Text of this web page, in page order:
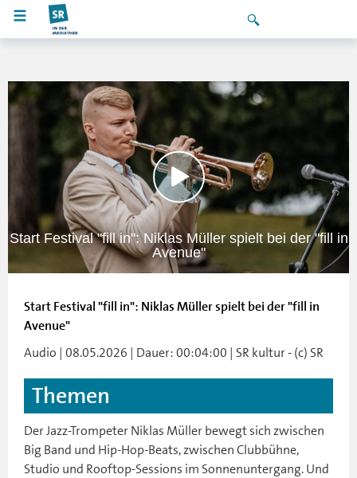
Start Festival "fill in": Niklas Müller spielt bei der "fill in
Avenue"
Start Festival "fill in": Niklas Müller spielt bei der "fill in
Avenue"
Audio | 08.05.2026 | Dauer: 00:04:00 | SR kultur - (c) SR
Themen
Der Jazz-Trompeter Niklas Müller bewegt sich zwischen
Big Band und Hip-Hop-Beats, zwischen Clubbühne,
Studio und Rooftop-Sessions im Sonnenuntergang. Und